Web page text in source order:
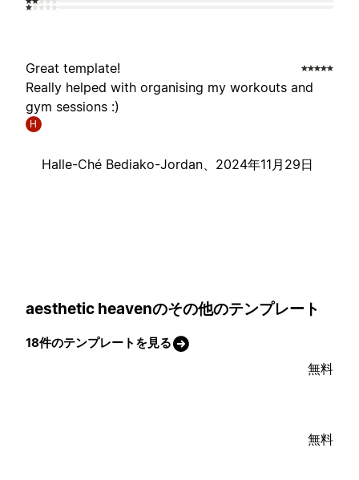
Great template!
Really helped with organising my workouts and
gym sessions :)
H
Halle-Ché Bediako-Jordan、 2024年11月29日
aesthetic heavenのその他のテンプレート
18件のテンプレートを見る
無料
無料